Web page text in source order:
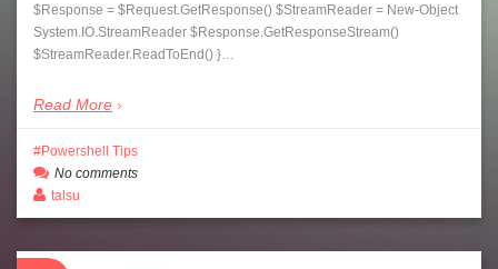
$Response = $Request.GetResponse() $StreamReader = New-Object
System.IO.StreamReader $Response.GetResponseStream()
$StreamReader.ReadToEnd() }…
Read More
Powershell Tips
No comments
talsu